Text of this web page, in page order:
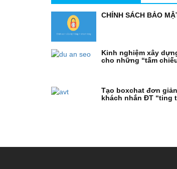
CHÍNH SÁCH BẢO
Kinh nghiệm xây
cho những “tấm
Tạo boxchat đơn
khách nhắn ĐT “ting